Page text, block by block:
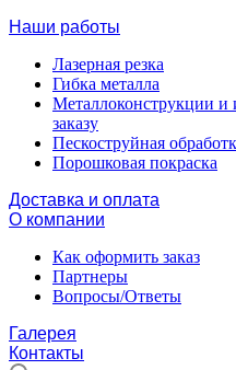
Наши работы
Лазерная резка
Гибка металла
Металлоконструкции и
заказу
Пескоструйная
Порошковая покраска
Доставка и оплата
О компании
Как оформить заказ
Партнеры
Вопросы/Ответы
Галерея
Контакты